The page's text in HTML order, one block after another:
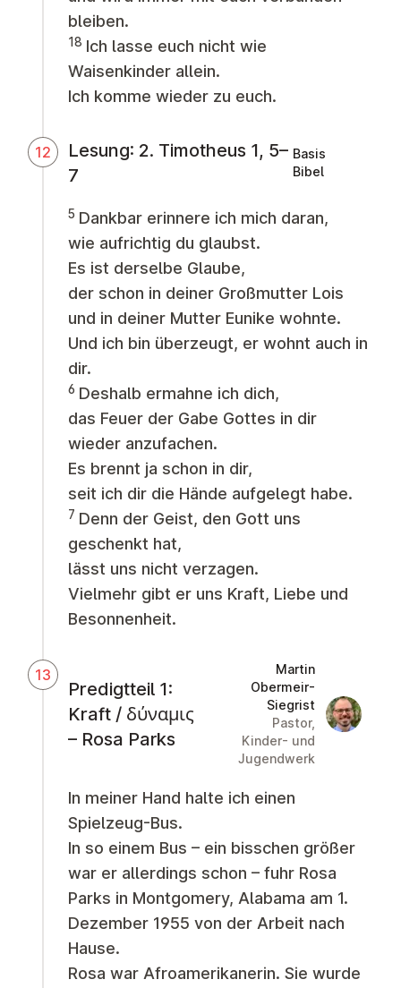
bleiben.
18 Ich lasse euch nicht wie
Waisenkinder allein.
Ich komme wieder zu euch.
12
Lesung: 2. Timotheus 1, 5–
7
Basis
Bibel
5 Dankbar erinnere ich mich daran,
wie aufrichtig du glaubst.
Es ist derselbe Glaube,
der schon in deiner Großmutter Lois
und in deiner Mutter Eunike wohnte.
Und ich bin überzeugt, er wohnt auch in
dir.
6 Deshalb ermahne ich dich,
das Feuer der Gabe Gottes in dir
wieder anzufachen.
Es brennt ja schon in dir,
seit ich dir die Hände aufgelegt habe.
7 Denn der Geist, den Gott uns
geschenkt hat,
lässt uns nicht verzagen.
Vielmehr gibt er uns Kraft, Liebe und
Besonnenheit.
13
Predigtteil 1:
Kraft / δύναμις
– Rosa Parks
Martin
Obermeir-
Siegrist
Pastor,
Kinder- und
Jugendwerk
Martin
In meiner Hand halte ich einen
Spielzeug-Bus.
In so einem Bus – ein bisschen größer
war er allerdings schon – fuhr Rosa
Parks in Montgomery, Alabama am 1.
Dezember 1955 von der Arbeit nach
Hause.
Rosa war Afroamerikanerin. Sie wurde